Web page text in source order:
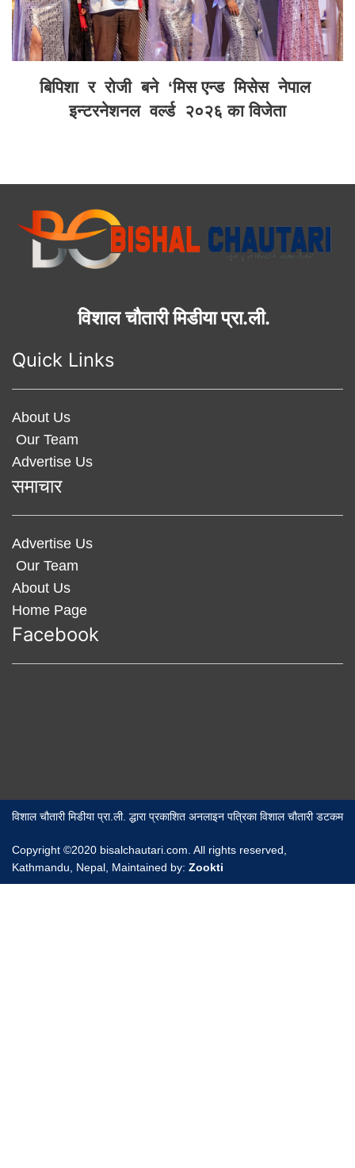
बिपिशा र रोजी बने ‘मिस एन्ड मिसेस नेपाल
इन्टरनेशनल वर्ल्ड २०२६ का विजेता
विशाल चौतारी मिडीया प्रा.ली.
Quick Links
About Us
Our Team
Advertise Us
समाचार
Advertise Us
Our Team
About Us
Home Page
Facebook
विशाल चौतारी मिडीया प्रा.ली. द्धारा प्रकाशित अनलाइन पत्रिका विशाल चौतारी डटकम
Copyright ©2020 bisalchautari.com. All rights reserved,
Kathmandu, Nepal, Maintained by: Zookti